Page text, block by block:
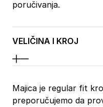
poručivanja.
VELIČINA I KROJ
Majica je regular fit
preporučujemo da